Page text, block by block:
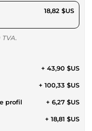
18,82 $US
+ 43,90 $US
+ 100,33 $US
profil + 6,27 $US
+ 18,81 $US